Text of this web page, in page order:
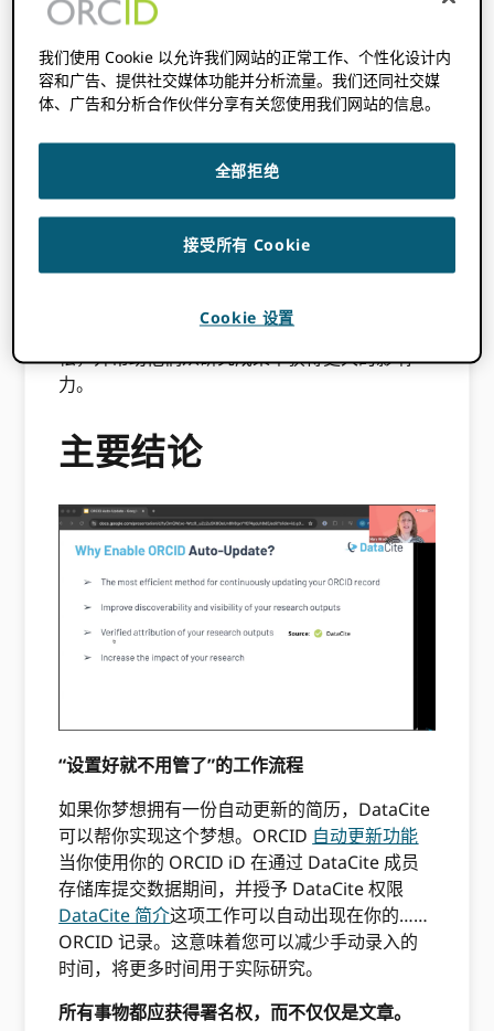
2026 年 2 月 26 日
ARRAIZA
在开放科学和新的研究评估方式鼓励研究人员分
享文本出版物以外的成果的时代，他们如何将这
些成果联系起来比以往任何时候都更加重要。通
过以下方式提升您的研究影响力和知名度 ORCID
致力于让研究人员的职业生涯更轻
松，并帮助他们从研究成果中获得更大的影响
力。
主要结论
“设置好就不用管了”的工作流程
如果你梦想拥有一份自动更新的简历，DataCite
可以帮你实现这个梦想。ORCID 自动更新功能
当你使用你的 ORCID iD 在通过 DataCite 成员
存储库提交数据期间，并授予 DataCite 权限
DataCite 简介这项工作可以自动出现在你的……
ORCID 记录。这意味着您可以减少手动录入的
时间，将更多时间用于实际研究。
所有事物都应获得署名权，而不仅仅是文章。
我们使用 Cookie 以允许我们网站的正常工作、个性化设计内
容和广告、提供社交媒体功能并分析流量。我们还同社交媒
体、广告和分析合作伙伴分享有关您使用我们网站的信息。
全部拒绝
接受所有 Cookie
Cookie 设置